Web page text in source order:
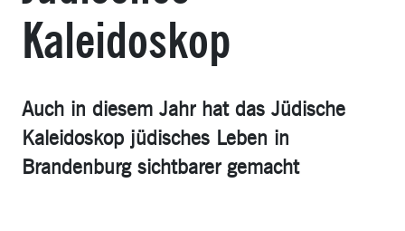
Kaleidoskop
Auch in diesem Jahr hat das Jüdische
Kaleidoskop jüdisches Leben in
Brandenburg sichtbarer gemacht